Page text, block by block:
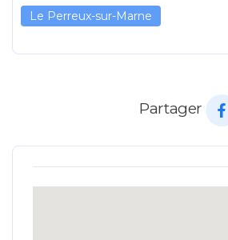
Le Perreux-sur-Marne
Partager